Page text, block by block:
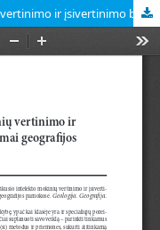
Nežymiai sutrikusio intelekto mokinių vertinimo ir įsivertinimo būdų bei metodų ypatumai geografijos pamokose